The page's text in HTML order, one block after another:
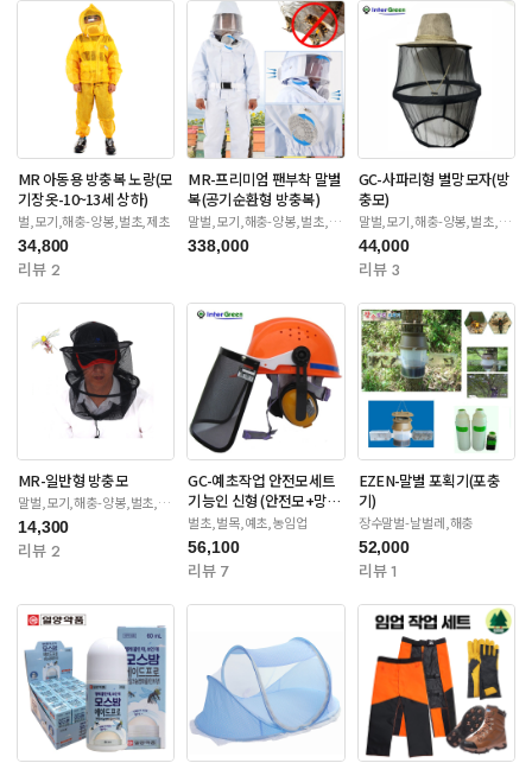
MR 아동용 방충복 노랑(모
기장옷-10~13세 상하)
벌,모기,해충-양봉,벌초,제초
34,800
리뷰 2
MR-프리미엄 팬부착 말벌
복(공기순환형 방충복)
말벌,모기,해충-양봉,벌초,제
초
338,000
GC-사파리형 벌망모자(방
충모)
말벌,모기,해충-양봉,벌초,제
초
44,000
리뷰 3
MR-일반형 방충모
말벌,모기,해충-양봉,벌초,제
초
14,300
리뷰 2
GC-예초작업 안전모세트
기능인 신형 (안전모+망
+귀마개)
벌초,벌목,예초,농임업
56,100
리뷰 7
EZEN-말벌 포획기(포충
기)
장수말벌-날벌레,해충
52,000
리뷰 1